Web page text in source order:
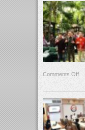
Comments Off